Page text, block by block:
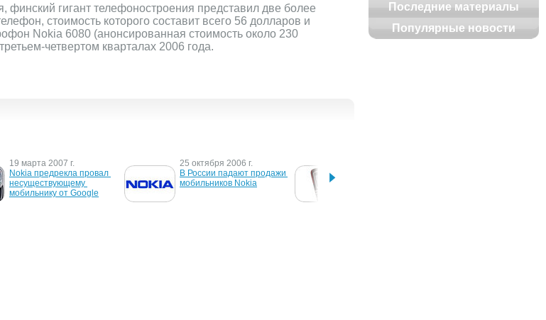
гигант телефоностроения представил две более
стоимость которого составит всего 56 долларов и
Nokia 6080 (анонсированная стоимость около 230
четвертом кварталах 2006 года.
19 марта 2007 г.
Nokia предрекла провал
несуществующему
мобильнику от Google
25 октября 2006 г.
В России падают продажи
мобильников Nokia
Последние материалы
Популярные новости